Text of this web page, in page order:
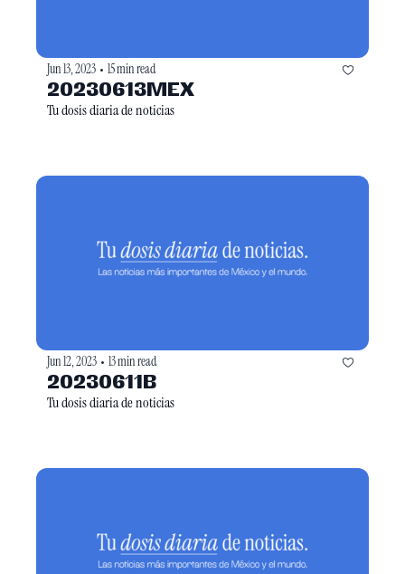
Jun 13, 2023 • 15 min read
20230613MEX
Tu dosis diaria de noticias
Jun 12, 2023 • 13 min read
20230611B
Tu dosis diaria de noticias